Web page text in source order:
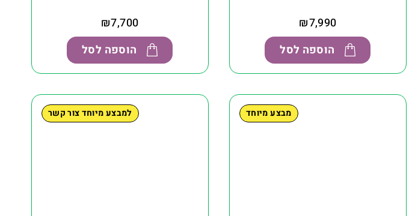
₪7,990
הוספה לסל
₪7,700
הוספה לסל
מבצע מיוחד למבצע מיוחד צור קשר